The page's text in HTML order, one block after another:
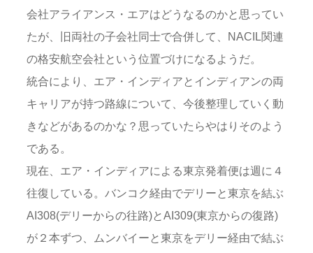
会社アライアンス・エアはどうなるのかと思ってい
たが、旧両社の子会社同士で合併して、NACIL関連
の格安航空会社という位置づけになるようだ。
統合により、エア・インディアとインディアンの両
キャリアが持つ路線について、今後整理していく動
きなどがあるのかな？思っていたらやはりそのよう
である。
現在、エア・インディアによる東京発着便は週に４
往復している。バンコク経由でデリーと東京を結ぶ
AI308(デリーからの往路)とAI309(東京からの復路)
が２本ずつ、ムンバイーと東京をデリー経由で結ぶ